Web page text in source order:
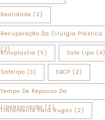
Realidade (2)
Recuperação Da Cirurgia Plástica
(2)
Rinoplastia (5) Safe Lipo (4)
Safelipo (3) SBCP (2)
Tempo De Repouso Da
Lipoaspiração (2)
Tratamento Para Rugas (2)